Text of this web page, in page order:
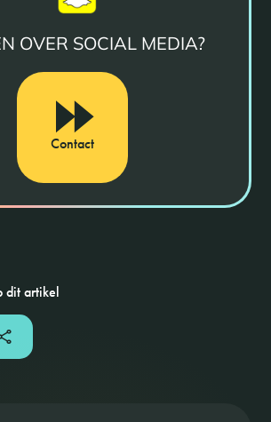
OVER SOCIAL MEDIA?
Contact
dit artikel